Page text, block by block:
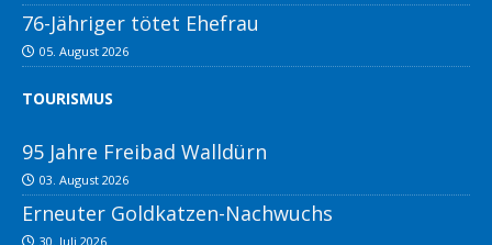
76-Jähriger tötet Ehefrau
05. August 2026
TOURISMUS
95 Jahre Freibad Walldürn
03. August 2026
Erneuter Goldkatzen-Nachwuchs
30. Juli 2026